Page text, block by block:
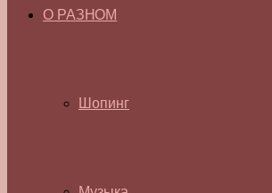
О РАЗНОМ
Шопинг